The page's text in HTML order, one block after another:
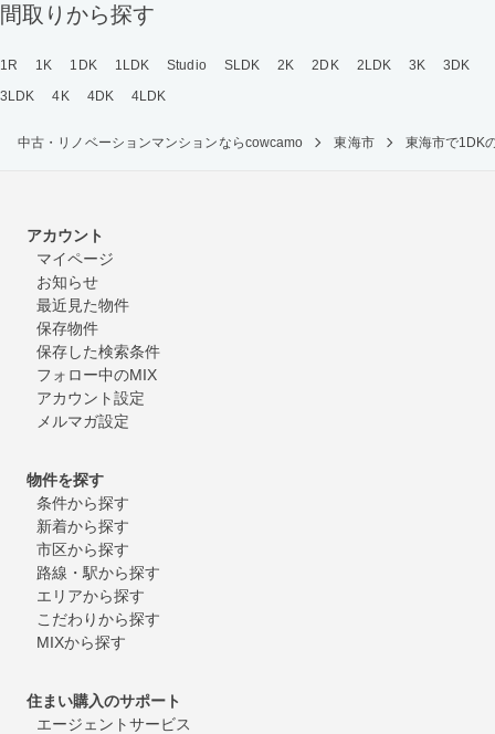
間取りから探す
1R 1K 1DK 1LDK Studio SLDK 2K 2DK 2LDK 3K
3DK
3LDK
4K 4DK 4LDK
中古・リノベーションマンションならcowcamo 東海市 東海市で1DK
アカウント
マイページ
お知らせ
最近見た物件
保存物件
保存した検索条件
フォロー中のMIX
アカウント設定
メルマガ設定
物件を探す
条件から探す
新着から探す
市区から探す
路線・駅から探す
エリアから探す
こだわりから探す
MIXから探す
住まい購入のサポート
エージェントサービス